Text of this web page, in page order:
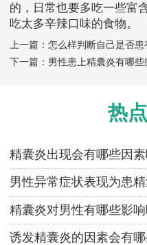
的，日常也要多吃一些富
吃太多辛辣口味的食物。
上一篇： 怎么样判断自己是否
下一篇： 男性患上精囊炎有哪些
热点
精囊炎出现会有哪些因
男性异常症状表现为患
精囊炎对男性有哪些影
诱发精囊炎的因素会有